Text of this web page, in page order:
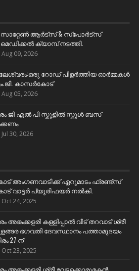
സാറ്റേൺ ആർട്സ് & സ്പോർട്സ്
ക്യാമ്പ് നടത്തി.
Aug 09, 2026
റോഡ് പിളർത്തിയ ഓർമ്മകൾ
കാസർകോട്
Aug 05, 2026
ജി എൽ പി സ്കൂളിൽ സ്കൂൾ ബസ്
Jul 30, 2026
അംഗണവാടിക്ക് ഏറുമാടം ഫ്രണ്ട്സ്
വാട്ടർ പ്യൂരിഫയർ നൽകി.
Oct 24, 2025
അങ്കക്കളരി കള്ളിപ്പാൽ വീട് തറവാട് ശ്രീ
ഭഗവതി ദേവസ്ഥാനം പത്താമുദയം
27 ന്
Oct 23, 2025
അങ്കക്കളരി ശ്രീ വേട്ടക്കൊരുമകൻ